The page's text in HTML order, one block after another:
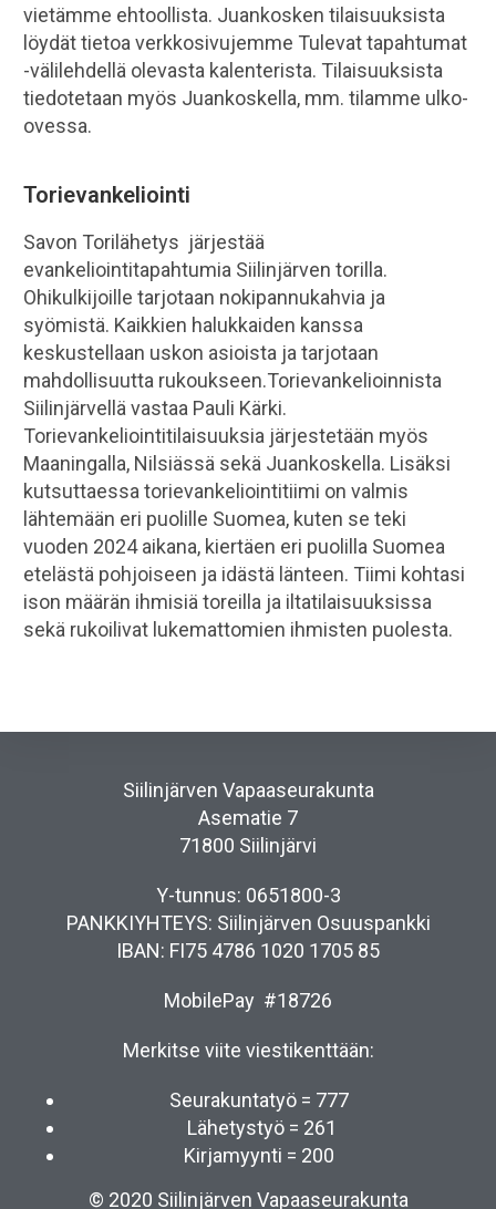
vietämme ehtoollista. Juankosken tilaisuuksista
löydät tietoa verkkosivujemme Tulevat tapahtumat
-välilehdellä olevasta kalenterista. Tilaisuuksista
tiedotetaan myös Juankoskella, mm. tilamme ulko-
ovessa.
Torievankeliointi
Savon Torilähetys järjestää
evankeliointitapahtumia Siilinjärven torilla.
Ohikulkijoille tarjotaan nokipannukahvia ja
syömistä. Kaikkien halukkaiden kanssa
keskustellaan uskon asioista ja tarjotaan
mahdollisuutta rukoukseen.Torievankelioinnista
Siilinjärvellä vastaa Pauli Kärki.
Torievankeliointitilaisuuksia järjestetään myös
Maaningalla, Nilsiässä sekä Juankoskella. Lisäksi
kutsuttaessa torievankeliointitiimi on valmis
lähtemään eri puolille Suomea, kuten se teki
vuoden 2024 aikana, kiertäen eri puolilla Suomea
etelästä pohjoiseen ja idästä länteen. Tiimi kohtasi
ison määrän ihmisiä toreilla ja iltatilaisuuksissa
sekä rukoilivat lukemattomien ihmisten puolesta.
Siilinjärven Vapaaseurakunta
Asematie 7
71800 Siilinjärvi
Y-tunnus: 0651800-3
PANKKIYHTEYS: Siilinjärven Osuuspankki
IBAN: FI75 4786 1020 1705 85
MobilePay #18726
Merkitse viite viestikenttään:
Seurakuntatyö = 777
Lähetystyö = 261
Kirjamyynti = 200
© 2020 Siilinjärven Vapaaseurakunta